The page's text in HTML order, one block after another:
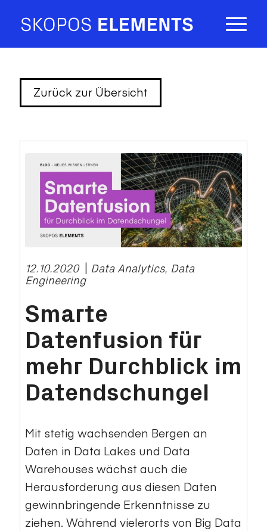
Zurück zur Übersicht
12.10.2020
Data Analytics, Data
Engineering
Smarte
Datenfusion für
mehr Durchblick im
Datendschungel
Mit stetig wachsenden Bergen an
Daten in Data Lakes und Data
Warehouses wächst auch die
Herausforderung aus diesen Daten
gewinnbringende Erkenntnisse zu
ziehen. Während vielerorts von Big Data